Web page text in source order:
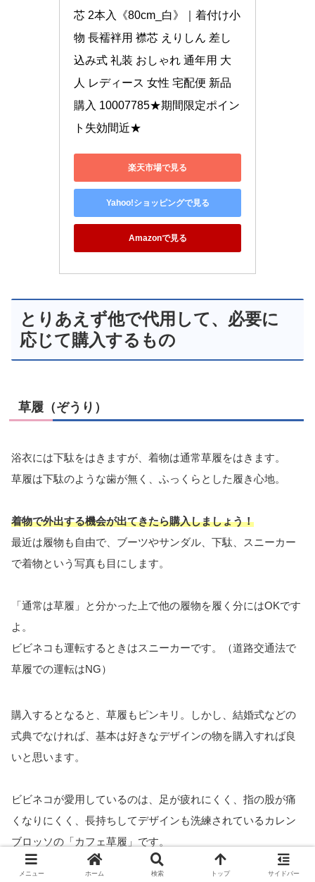
芯 2本入《80cm_白》｜着付け小
物 長襦袢用 襟芯 えりしん 差し
込み式 礼装 おしゃれ 通年用 大
人 レディース 女性 宅配便 新品
購入 10007785★期間限定ポイン
ト失効間近★
楽天市場で見る
Yahoo!ショッピングで見る
Amazonで見る
とりあえず他で代用して、必要に
応じて購入するもの
草履（ぞうり）
浴衣には下駄をはきますが、着物は通常草履をはきます。
草履は下駄のような歯が無く、ふっくらとした履き心地。
着物で外出する機会が出てきたら購入しましょう！
最近は履物も自由で、ブーツやサンダル、下駄、スニーカー
で着物という写真も目にします。
「通常は草履」と分かった上で他の履物を履く分にはOKです
よ。
ビビネコも運転するときはスニーカーです。（道路交通法で
草履での運転はNG）
購入するとなると、草履もピンキリ。しかし、結婚式などの
式典でなければ、基本は好きなデザインの物を購入すれば良
いと思います。
ビビネコが愛用しているのは、足が疲れにくく、指の股が痛
くなりにくく、長持ちしてデザインも洗練されているカレン
ブロッソの「カフェ草履」です。
メニュー ホーム 検索 トップ サイドバー